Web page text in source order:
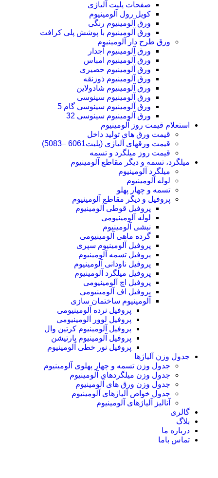
صفحات پلیت آلیاژی
کویل رول آلومینیوم
ورق‌ آلومینیوم رنگی
ورق آلومینیوم با پوشش پلی کرافت
ورق طرح دار آلومینیوم
ورق آلومینیوم آجدار
ورق آلومینیوم امباس
ورق آلومینیوم حصیری
ورق آلومینیوم ذوزنقه
ورق آلومینیوم شادولاین
ورق آلومینیوم سینوسی
ورق آلومینیوم سینوسی گام 5
ورق آلومینیوم سینوسی 32
استعلام قیمت روز آلومینیوم
قیمت ورق های تولید داخل
قیمت ورقهای آلیاژی (پلیت6061 –5083)
قیمت روز میلگرد و تسمه
میلگرد، تسمه و دیگر مقاطع آلومینیوم
میلگرد آلومینیوم
لوله آلومینیوم
تسمه و چهار پهلو
پروفیل و دیگر مقاطع آلومینیوم
پروفیل قوطی آلومینیوم
لوله آلومینیومی
نبشی آلومینیوم
گرده ماهی آلومینیومی
پروفیل آلومینیوم سپری
پروفیل تسمه آلومینیوم
پروفیل ناودانی آلومینیوم
پروفیل میلگرد آلومینیوم
پروفیل اچ آلومینیومی
پروفیل اف آلومینیومی
آلومینیوم ساختمان سازی
پروفیل نرده آلومینیومی
پروفیل لوور آلومینیومی
پروفیل آلومینیوم کرتین وال
پروفیل آلومینیوم پارتیشن
پروفیل نور خطی آلومینیوم
جدول وزن آلیاژها
جدول وزن تسمه و چهار پهلوی آلومینیوم
جدول وزن میلگردهای آلومینیوم
جدول وزن ورق های آلومینیوم
جدول خواص آلیاژهای آلومینیوم
آنالیز آلیاژهای آلومینیوم
گالری
بلاگ
درباره ما
تماس باما